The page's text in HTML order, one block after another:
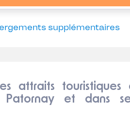
supplémentaires
attraits touristiques
Patornay et dans